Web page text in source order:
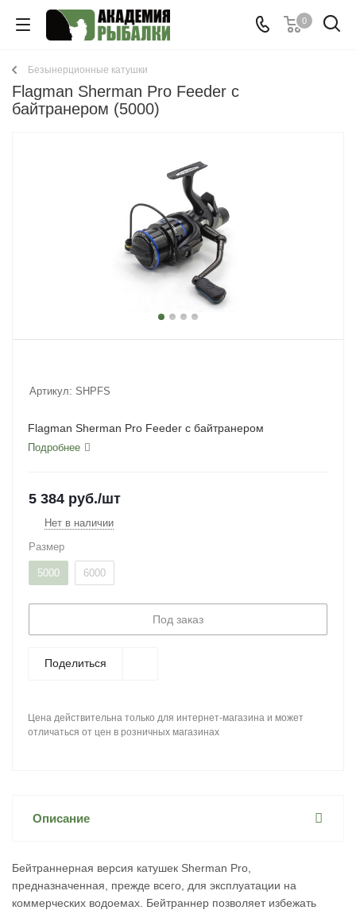
0
Безынерционные катушки
Flagman Sherman Pro Feeder с
байтранером (5000)
Артикул: SHPFS
Flagman Sherman Pro Feeder с байтранером
Подробнее
5 384 руб./шт
Нет в наличии
Размер
5000 6000
Под заказ
Поделиться
Цена действительна только для интернет-магазина и может
отличаться от цен в розничных магазинах
Описание
Бейтраннерная версия катушек Sherman Pro,
предназначенная, прежде всего, для эксплуатации на
коммерческих водоемах. Бейтраннер позволяет избежать